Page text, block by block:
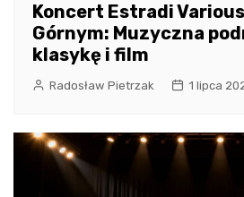
Koncert Estradi
Górnym: Muzyczna
klasykę i film
Radosław Pietrzak 1 lipca